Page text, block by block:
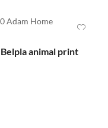
animal print